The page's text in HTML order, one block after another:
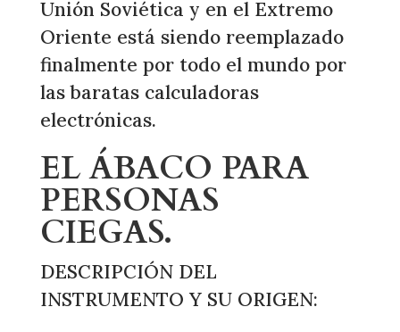
Unión Soviética y en el Extremo
Oriente está siendo reemplazado
finalmente por todo el mundo por
las baratas calculadoras
electrónicas.
EL ÁBACO PARA
PERSONAS
CIEGAS.
DESCRIPCIÓN DEL
INSTRUMENTO Y SU ORIGEN: